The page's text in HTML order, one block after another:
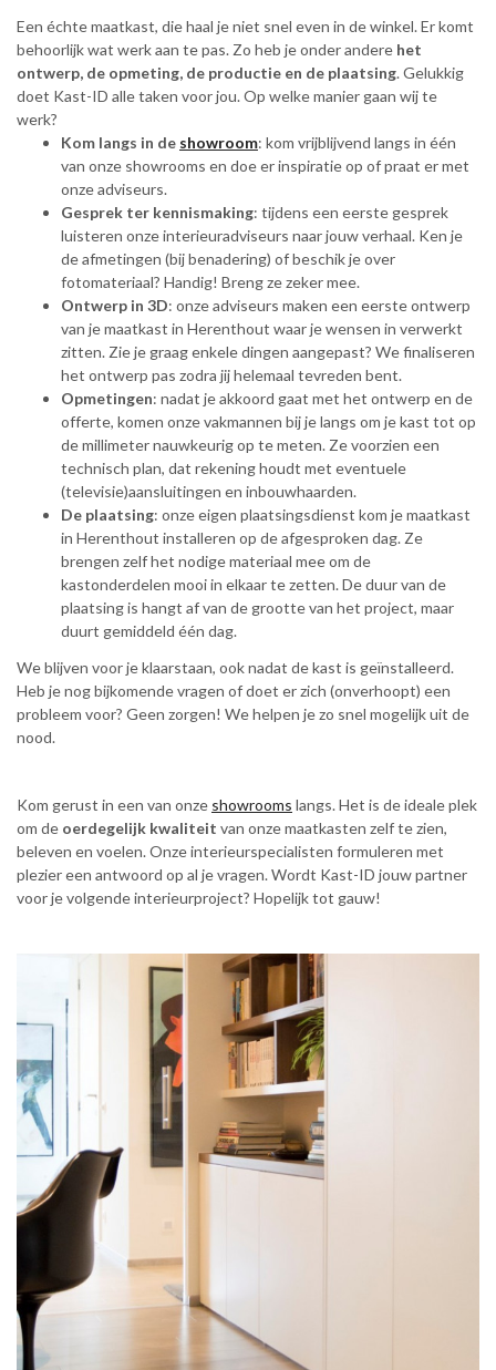
Een échte maatkast, die haal je niet snel even in de winkel. Er komt
behoorlijk wat werk aan te pas. Zo heb je onder andere het
ontwerp, de opmeting, de productie en de plaatsing. Gelukkig
doet Kast-ID alle taken voor jou. Op welke manier gaan wij te
werk?
Kom langs in de showroom: kom vrijblijvend langs in één
van onze showrooms en doe er inspiratie op of praat er met
onze adviseurs.
Gesprek ter kennismaking: tijdens een eerste gesprek
luisteren onze interieuradviseurs naar jouw verhaal. Ken je
de afmetingen (bij benadering) of beschik je over
fotomateriaal? Handig! Breng ze zeker mee.
Ontwerp in 3D: onze adviseurs maken een eerste ontwerp
van je maatkast in Herenthout waar je wensen in verwerkt
zitten. Zie je graag enkele dingen aangepast? We finaliseren
het ontwerp pas zodra jij helemaal tevreden bent.
Opmetingen: nadat je akkoord gaat met het ontwerp en de
offerte, komen onze vakmannen bij je langs om je kast tot op
de millimeter nauwkeurig op te meten. Ze voorzien een
technisch plan, dat rekening houdt met eventuele
(televisie)aansluitingen en inbouwhaarden.
De plaatsing: onze eigen plaatsingsdienst kom je maatkast
in Herenthout installeren op de afgesproken dag. Ze
brengen zelf het nodige materiaal mee om de
kastonderdelen mooi in elkaar te zetten. De duur van de
plaatsing is hangt af van de grootte van het project, maar
duurt gemiddeld één dag.
We blijven voor je klaarstaan, ook nadat de kast is geïnstalleerd.
Heb je nog bijkomende vragen of doet er zich (onverhoopt) een
probleem voor? Geen zorgen! We helpen je zo snel mogelijk uit de
nood.
Kom gerust in een van onze showrooms langs. Het is de ideale plek
om de oerdegelijk kwaliteit van onze maatkasten zelf te zien,
beleven en voelen. Onze interieurspecialisten formuleren met
plezier een antwoord op al je vragen. Wordt Kast-ID jouw partner
voor je volgende interieurproject? Hopelijk tot gauw!